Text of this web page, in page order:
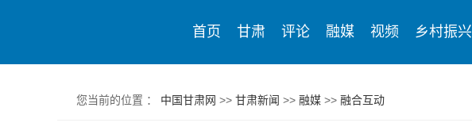
首页 甘肃 评论 融媒 视频 乡村振兴
您当前的位置 ： 中国甘肃网 >> 甘肃新闻 >> 融媒 >> 融合互动